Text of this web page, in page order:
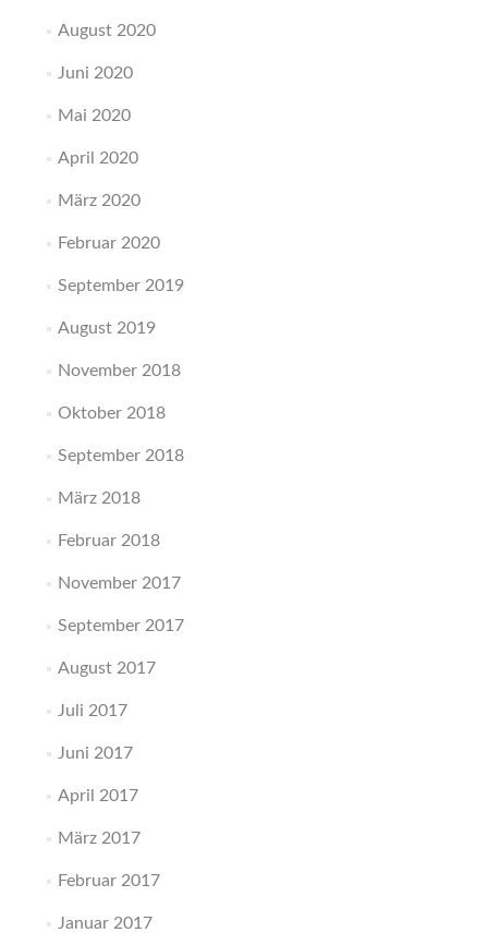
August 2020
Juni 2020
Mai 2020
April 2020
März 2020
Februar 2020
September 2019
August 2019
November 2018
Oktober 2018
September 2018
März 2018
Februar 2018
November 2017
September 2017
August 2017
Juli 2017
Juni 2017
April 2017
März 2017
Februar 2017
Januar 2017